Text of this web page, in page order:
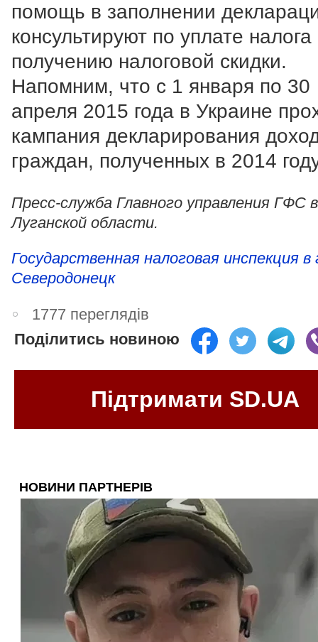
помощь в заполнении
консультируют по уплате налога
получению налоговой скидки.
Напомним, что с 1 января по 30
апреля 2015 года в Украине
кампания декларирования
граждан, полученных в 2014
Пресс-служба Главного управления ГФС в
Луганской области.
Государственная налоговая инспекция в
Северодонецк
1777 переглядів
Поділитись новиною
Підтримати SD.UA